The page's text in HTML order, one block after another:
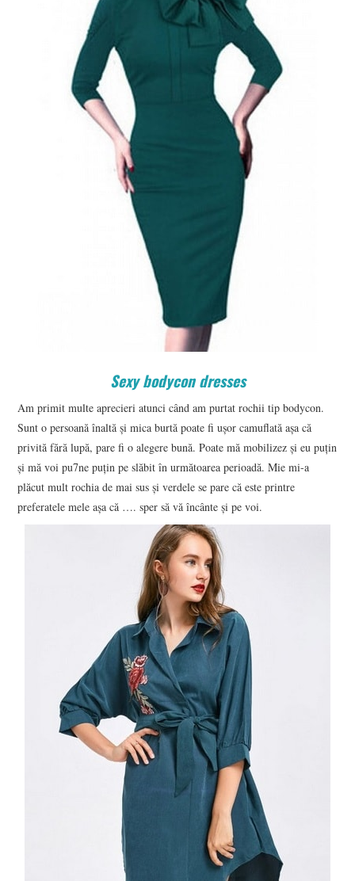
Sexy bodycon dresses
Am primit multe aprecieri atunci când am purtat rochii tip bodycon.
Sunt o persoană înaltă și mica burtă poate fi ușor camuflată așa că
privită fără lupă, pare fi o alegere bună. Poate mă mobilizez și eu puțin
și mă voi pu7ne puțin pe slăbit în următoarea perioadă. Mie mi-a
plăcut mult rochia de mai sus și verdele se pare că este printre
preferatele mele așa că …. sper să vă încânte și pe voi.